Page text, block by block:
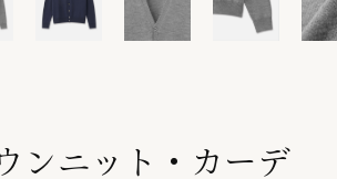
ンニット・カーデ